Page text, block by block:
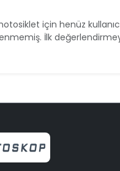
için henüz
İlk